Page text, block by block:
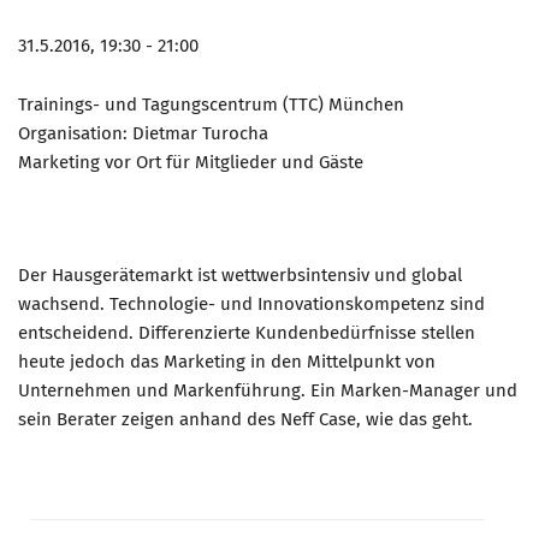
31.5.2016, 19:30 - 21:00
Trainings- und Tagungscentrum (TTC) München
Organisation: Dietmar Turocha
Marketing vor Ort für Mitglieder und Gäste
Der Hausgerätemarkt ist wettwerbsintensiv und global
wachsend. Technologie- und Innovationskompetenz sind
entscheidend. Differenzierte Kundenbedürfnisse stellen
heute jedoch das Marketing in den Mittelpunkt von
Unternehmen und Markenführung. Ein Marken-Manager und
sein Berater zeigen anhand des Neff Case, wie das geht.